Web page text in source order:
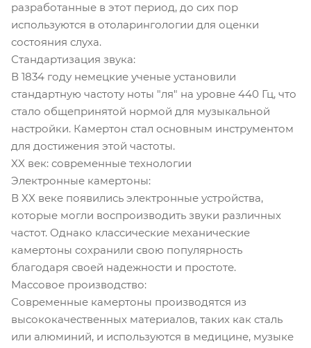
разработанные в этот период, до сих пор
используются в отоларингологии для оценки
состояния слуха.
Стандартизация звука:
В 1834 году немецкие ученые установили
стандартную частоту ноты "ля" на уровне 440 Гц, что
стало общепринятой нормой для музыкальной
настройки. Камертон стал основным инструментом
для достижения этой частоты.
XX век: современные технологии
Электронные камертоны:
В XX веке появились электронные устройства,
которые могли воспроизводить звуки различных
частот. Однако классические механические
камертоны сохранили свою популярность
благодаря своей надежности и простоте.
Массовое производство:
Современные камертоны производятся из
высококачественных материалов, таких как сталь
или алюминий, и используются в медицине, музыке